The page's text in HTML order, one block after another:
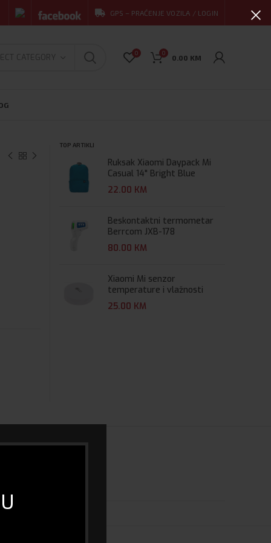
GPS – PRAĆENJE VOZILA / LOGIN
CATEGORY 0 0
0.00 KM
TOP ARTIKLI
Ruksak Xiaomi Daypack Mi
Casual 14" Bright Blue
22.00 KM
Beskontaktni termometar
Berrcom JXB-178
80.00 KM
Xiaomi Mi senzor
temperature i vlažnosti
25.00 KM